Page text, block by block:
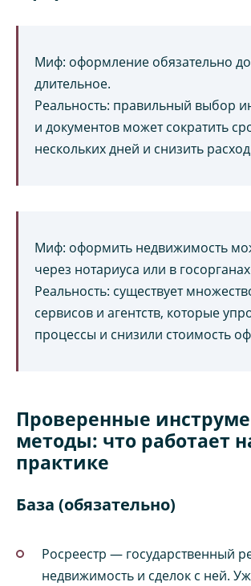
Миф: оформление обязательно
длительное.
Реальность: правильный выбор
и документов может сократить
нескольких дней и снизить
Миф: оформить недвижимость
через нотариуса или в
Реальность: существует
сервисов и агентств, которые
процессы и снизили стоимость
Проверенные
методы: что работает
практике
База (обязательно)
Росреестр — государственный
недвижимость и сделок с ней.